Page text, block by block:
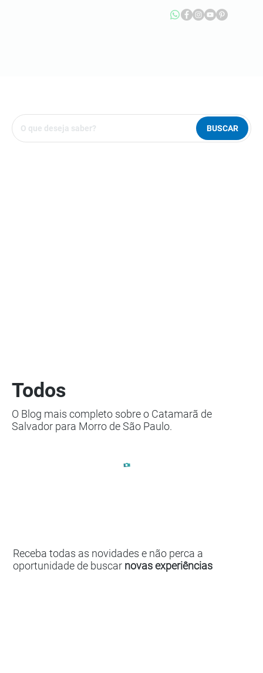
BUSCAR
Todos
O Blog mais completo sobre o Catamarã de
Salvador para Morro de São Paulo.
Receba todas as novidades e não perca a
oportunidade de buscar novas experiências